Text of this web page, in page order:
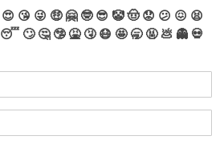
😍 😘 😜 🤑 🤗 🤓 😎 🤡🤠 😟 😕 😖 😫
😴 🙄 🤔 🤥 🤮 🤧 😷 🤩 🥱 🤬 💩 👻 💀